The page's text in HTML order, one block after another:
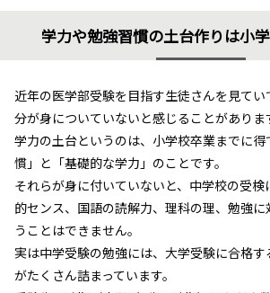
学力や勉強習慣の土台作りは小
近年の医学部受験を目指す生徒さんを見て
分が身についていないと感じることがありま
学力の土台というのは、小学校卒業までに
慣」と「基礎的な学力」のことです。
それらが身に付いていないと、中学校の受
的センス、国語の読解力、理科の理、勉強
うことはできません。
実は中学受験の勉強には、大学受験に合格
がたくさん詰まっています。